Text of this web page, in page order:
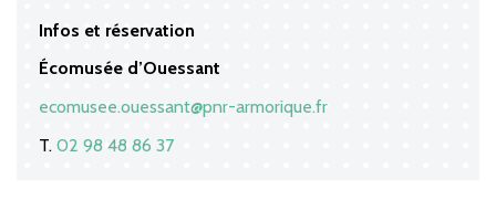
Infos et réservation
Écomusée d’Ouessant
ecomusee.ouessant@pnr-armorique.fr
T. 02 98 48 86 37